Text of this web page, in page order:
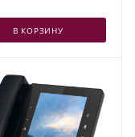
В КОРЗИНУ